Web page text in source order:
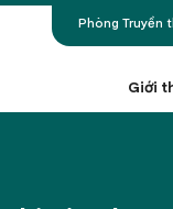
Phòng Truyền
Giới